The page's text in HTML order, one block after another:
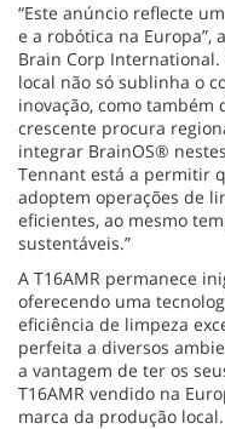
“Este anúncio reflecte
e a robótica na Europa”,
Brain Corp International.
local não só sublinha o
inovação, como também
crescente procura
integrar BrainOS®
Tennant está a permitir
adoptem operações de
eficientes, ao mesmo
sustentáveis.”
A T16AMR permanece
oferecendo uma
eficiência de limpeza
perfeita a diversos
a vantagem de ter os
T16AMR vendido na
marca da produção local.